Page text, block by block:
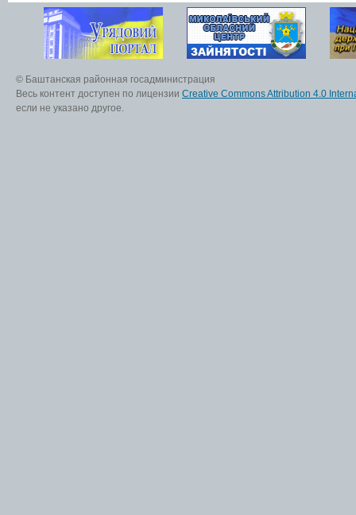
© Баштанская районная госадминистрация
Весь контент доступен по лицензии Creative Commons Attribution 4.0
если не указано другое.